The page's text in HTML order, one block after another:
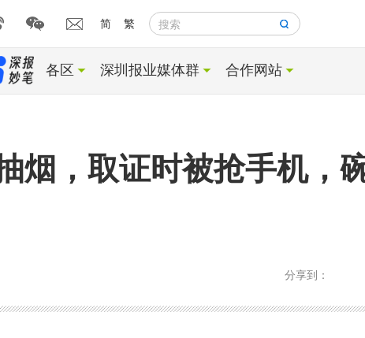
简 繁 搜索
各区 深圳报业媒体群 合作网站
烟，取证时被抢手机，
分享到：